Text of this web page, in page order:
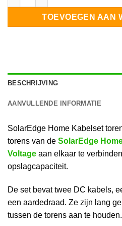
TOEVOEGEN AAN
BESCHRIJVING
AANVULLENDE INFORMATIE
SolarEdge Home Kabelset
torens van de SolarEdge
Voltage aan elkaar te
opslagcapaciteit.
De set bevat twee DC kabels,
een aardedraad. Ze zijn lang
tussen de torens aan te houden.